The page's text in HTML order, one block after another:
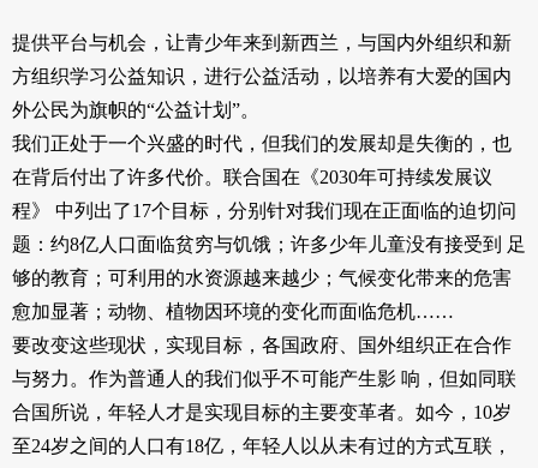
提供平台与机会，让青少年来到新西兰，与国内外组织和新
方组织学习公益知识，进行公益活动，以培养有大爱的国内
外公民为旗帜的“公益计划”。
我们正处于一个兴盛的时代，但我们的发展却是失衡的，也
在背后付出了许多代价。联合国在《2030年可持续发展议
程》 中列出了17个目标，分别针对我们现在正面临的迫切问
题：约8亿人口面临贫穷与饥饿；许多少年儿童没有接受到 足
够的教育；可利用的水资源越来越少；气候变化带来的危害
愈加显著；动物、植物因环境的变化而面临危机……
要改变这些现状，实现目标，各国政府、国外组织正在合作
与努力。作为普通人的我们似乎不可能产生影 响，但如同联
合国所说，年轻人才是实现目标的主要变革者。如今，10岁
至24岁之间的人口有18亿，年轻人以从未有过的方式互联，